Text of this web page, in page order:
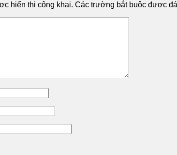
hiển thị công khai. Các trường bắt buộc được